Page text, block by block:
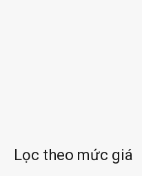
Lọc theo mức giá